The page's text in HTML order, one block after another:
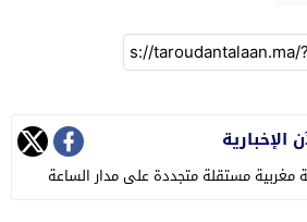
الإخبارية
مغربية مستقلة متجددة على مدار الساعة